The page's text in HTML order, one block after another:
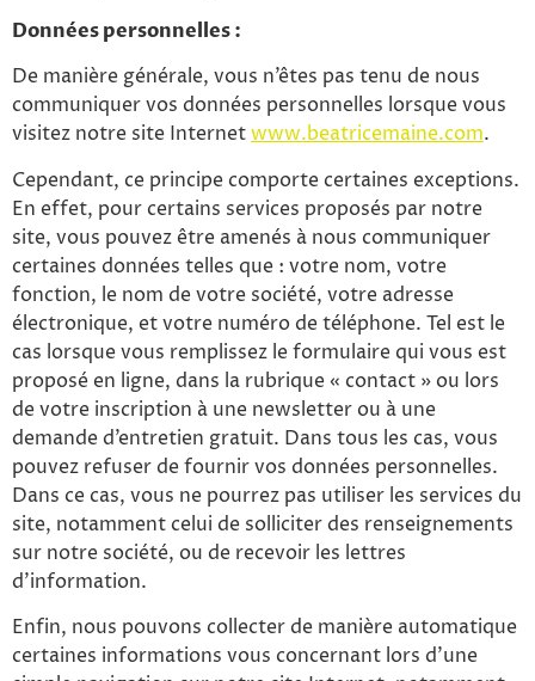
Données personnelles :
De manière générale, vous n’êtes pas tenu de nous
communiquer vos données personnelles lorsque vous
visitez notre site Internetwww.beatricemaine.com.
Cependant, ce principe comporte certaines exceptions.
En effet, pour certains services proposés par notre
site, vous pouvez être amenés à nous communiquer
certaines données telles que : votre nom, votre
fonction, le nom de votre société, votre adresse
électronique, et votre numéro de téléphone. Tel est le
cas lorsque vous remplissez le formulaire qui vous est
proposé en ligne, dans la rubrique « contact » ou lors
de votre inscription à une newsletter ou à une
demande d’entretien gratuit. Dans tous les cas, vous
pouvez refuser de fournir vos données personnelles.
Dans ce cas, vous ne pourrez pas utiliser les services du
site, notamment celui de solliciter des renseignements
sur notre société, ou de recevoir les lettres
d’information.
Enfin, nous pouvons collecter de manière automatique
certaines informations vous concernant lors d’une